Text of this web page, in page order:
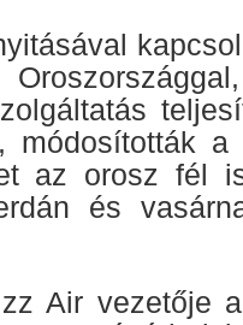
módosították a
az orosz fél
és
Air vezetője